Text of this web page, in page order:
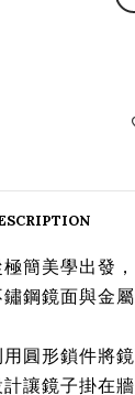
極簡美學出發
鏽鋼鏡面與金
用圓形鎖件將
計讓鏡子掛在